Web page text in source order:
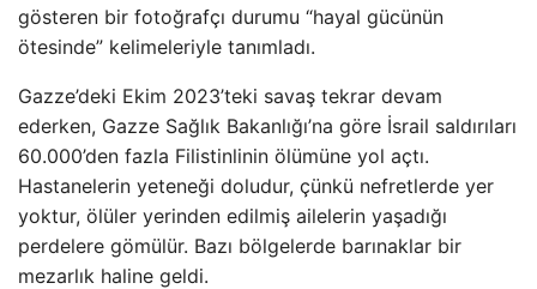
gösteren bir fotoğrafçı durumu “hayal gücünün
ötesinde” kelimeleriyle tanımladı.
Gazze’deki Ekim 2023’teki savaş tekrar devam
ederken, Gazze Sağlık Bakanlığı’na göre İsrail saldırıları
60.000’den fazla Filistinlinin ölümüne yol açtı.
Hastanelerin yeteneği doludur, çünkü nefretlerde yer
yoktur, ölüler yerinden edilmiş ailelerin yaşadığı
perdelere gömülür. Bazı bölgelerde barınaklar bir
mezarlık haline geldi.